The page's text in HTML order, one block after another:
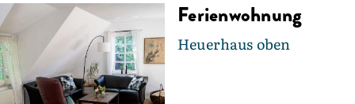
Ferienwohnung
Heuerhaus oben